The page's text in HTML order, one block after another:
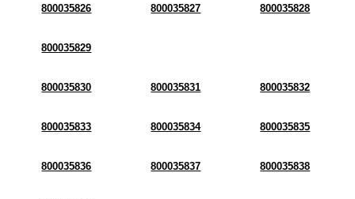
800035826 800035827 800035828
800035829
800035830 800035831 800035832
800035833 800035834 800035835
800035836 800035837 800035838